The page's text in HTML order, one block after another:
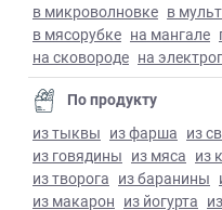
в микроволновке в
в мясорубке на мангале
на сковороде на
По продукту
из тыквы из фарша из
из говядины из мяса из
из творога из баранины
из макарон из йогурта